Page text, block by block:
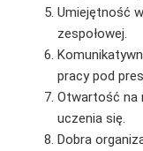
Umiejętność
zespołowej.
pracy pod
Otwartość na
uczenia się.
Dobra